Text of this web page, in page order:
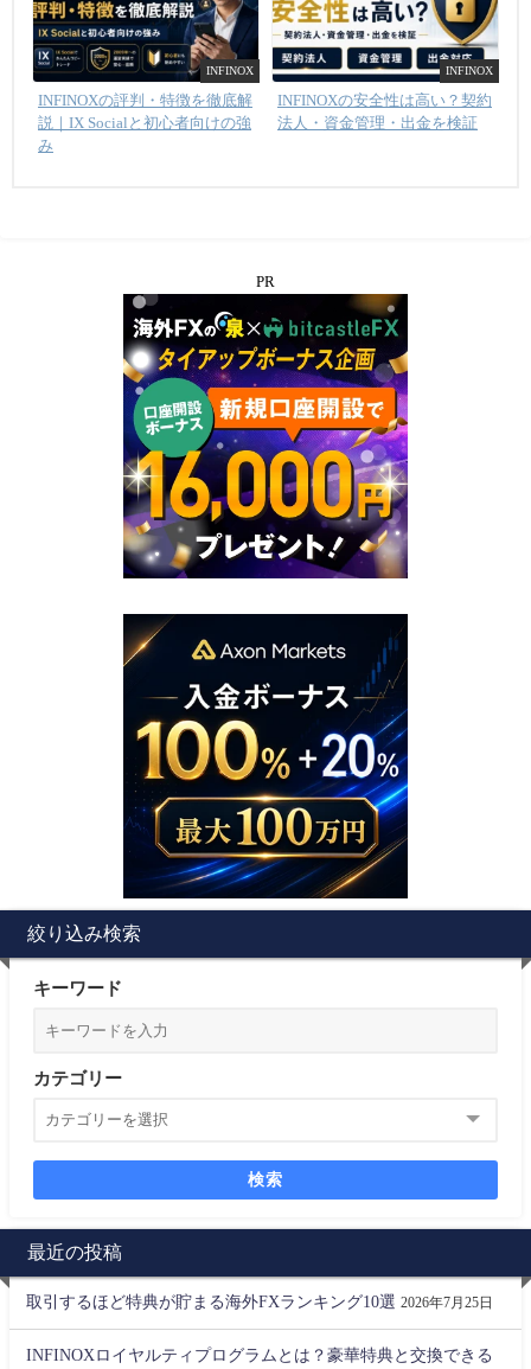
INFINOX
INFINOXの評判・特徴を徹底解
説｜IX Socialと初心者向けの強
み
INFINOX
INFINOXの安全性は高い？契約
法人・資金管理・出金を検証
PR
絞り込み検索
キーワード
カテゴリー
検索
最近の投稿
取引するほど特典が貯まる海外FXランキング10選 2026年7月25日
INFINOXロイヤルティプログラムとは？豪華特典と交換できる